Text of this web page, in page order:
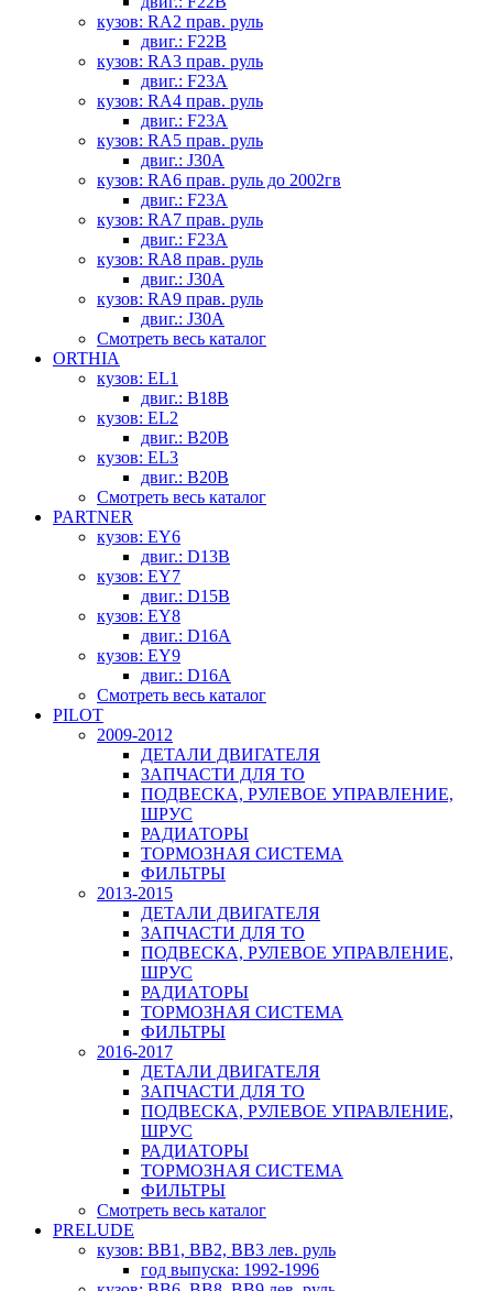
кузов: RA2 прав. руль
двиг.: F22B
кузов: RA3 прав. руль
двиг.: F23A
кузов: RA4 прав. руль
двиг.: F23A
кузов: RA5 прав. руль
двиг.: J30A
кузов: RA6 прав. руль до 2002гв
двиг.: F23A
кузов: RA7 прав. руль
двиг.: F23A
кузов: RA8 прав. руль
двиг.: J30A
кузов: RA9 прав. руль
двиг.: J30A
Смотреть весь каталог
ORTHIA
кузов: EL1
двиг.: B18B
кузов: EL2
двиг.: B20B
кузов: EL3
двиг.: B20B
Смотреть весь каталог
PARTNER
кузов: EY6
двиг.: D13B
кузов: EY7
двиг.: D15B
кузов: EY8
двиг.: D16A
кузов: EY9
двиг.: D16A
Смотреть весь каталог
PILOT
2009-2012
ДЕТАЛИ ДВИГАТЕЛЯ
ЗАПЧАСТИ ДЛЯ ТО
ПОДВЕСКА, РУЛЕВОЕ УПРАВЛЕНИЕ,
ШРУС
РАДИАТОРЫ
ТОРМОЗНАЯ СИСТЕМА
ФИЛЬТРЫ
2013-2015
ДЕТАЛИ ДВИГАТЕЛЯ
ЗАПЧАСТИ ДЛЯ ТО
ПОДВЕСКА, РУЛЕВОЕ УПРАВЛЕНИЕ,
ШРУС
РАДИАТОРЫ
ТОРМОЗНАЯ СИСТЕМА
ФИЛЬТРЫ
2016-2017
ДЕТАЛИ ДВИГАТЕЛЯ
ЗАПЧАСТИ ДЛЯ ТО
ПОДВЕСКА, РУЛЕВОЕ УПРАВЛЕНИЕ,
ШРУС
РАДИАТОРЫ
ТОРМОЗНАЯ СИСТЕМА
ФИЛЬТРЫ
Смотреть весь каталог
PRELUDE
кузов: BB1, BB2, BB3 лев. руль
год выпуска: 1992-1996